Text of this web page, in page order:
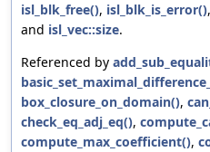
isl_blk_free(), isl_blk_is_error(),
and isl_vec::size.
Referenced by
box_closure_on_domain(),
check_eq_adj_eq(),
compute_max_coefficient(),